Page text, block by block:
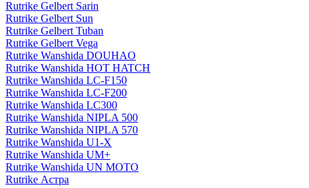
Rutrike Gelbert Sarin
Rutrike Gelbert Sun
Rutrike Gelbert Tuban
Rutrike Gelbert Vega
Rutrike Wanshida DOUHAO
Rutrike Wanshida HOT HATCH
Rutrike Wanshida LC-F150
Rutrike Wanshida LC-F200
Rutrike Wanshida LC300
Rutrike Wanshida NIPLA 500
Rutrike Wanshida NIPLA 570
Rutrike Wanshida U1-X
Rutrike Wanshida UM+
Rutrike Wanshida UN MOTO
Rutrike Астра